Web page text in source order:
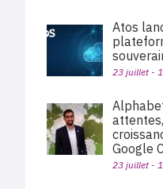
Atos
23 juillet -
Google
23 juillet -